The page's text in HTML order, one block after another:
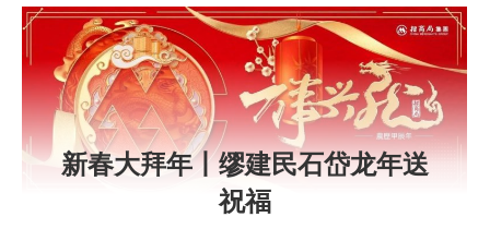
新春大拜年丨缪建民石岱龙年送
祝福